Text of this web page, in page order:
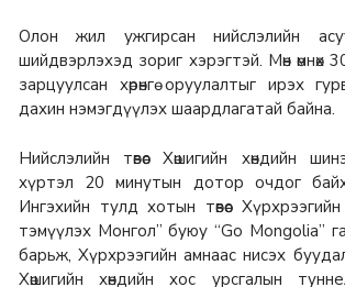
Олон жил ужгирсан нийслэлийн
шийдвэрлэхэд зориг хэрэгтэй. Мөн өмнөх
зарцуулсан хөрөнгө оруулалтыг ирэх
дахин нэмэгдүүлэх шаардлагатай байна.
Нийслэлийн төвөөс Хөшигийн хөндийн
хүртэл 20 минутын дотор очдог
Ингэхийн тулд хотын төвөөс Хүрхрээгийн
тэмүүлэх Монгол” буюу “Go Mongolia”
барьж, Хүрхрээгийн амнаас нисэх
Хөшигийн хөндийн хос урсгалын